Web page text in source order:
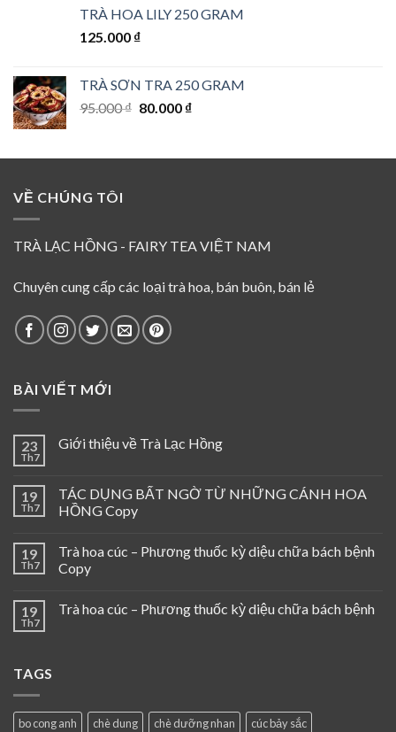
sao
là:
tại
TRÀ HOA LILY 250 GRAM
125.000 ₫
TRÀ SƠN TRA 250 GRAM
95.000₫ Giá
95.000 ₫.
80.000 ₫Giá
là:
VỀ CHÚNG TÔI
TRÀ LẠC HỒNG - FAIRY TEA VIỆT NAM
Chuyên cung cấp các loại trà hoa, bán buôn, bán lẻ
BÀI VIẾT MỚI
23
Th7
Giới thiệu về Trà Lạc Hồng
19
Th7
TÁC DỤNG BẤT NGỜ TỪ NHỮNG CÁNH HOA
HỒNG Copy
19
Th7
Trà hoa cúc – Phương thuốc kỳ diệu chữa bách bệnh
Copy
19
Th7
Trà hoa cúc – Phương thuốc kỳ diệu chữa bách bệnh
TAGS
bo cong anh chè dung chè dưỡng nhan
cúc bảy sắc